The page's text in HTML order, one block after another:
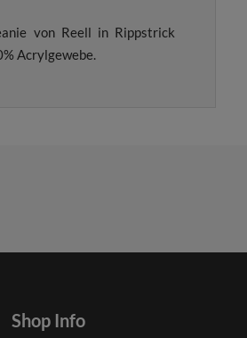
von Reell in Rippstrick
Acrylgewebe.
Shop Info